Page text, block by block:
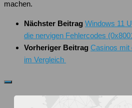
machen.
Nächster Beitrag Windows 11
die nervigen Fehlercodes
Vorheriger Beitrag Casinos mit
im Vergleich